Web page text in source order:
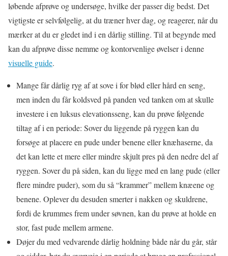
løbende afprøve og undersøge, hvilke der passer dig bedst. Det
vigtigste er selvfølgelig, at du træner hver dag, og reagerer, når du
mærker at du er gledet ind i en dårlig stilling. Til at begynde med
kan du afprøve disse nemme og kontorvenlige øvelser i denne
visuelle guide.
Mange får dårlig ryg af at sove i for blød eller hård en seng,
men inden du får koldsved på panden ved tanken om at skulle
investere i en luksus elevationsseng, kan du prøve følgende
tiltag af i en periode: Sover du liggende på ryggen kan du
forsøge at placere en pude under benene eller knæhaserne, da
det kan lette et mere eller mindre skjult pres på den nedre del af
ryggen. Sover du på siden, kan du ligge med en lang pude (eller
flere mindre puder), som du så “krammer” mellem knæene og
benene. Oplever du desuden smerter i nakken og skuldrene,
fordi de krummes frem under søvnen, kan du prøve at holde en
stor, fast pude mellem armene.
Døjer du med vedvarende dårlig holdning både når du går, står